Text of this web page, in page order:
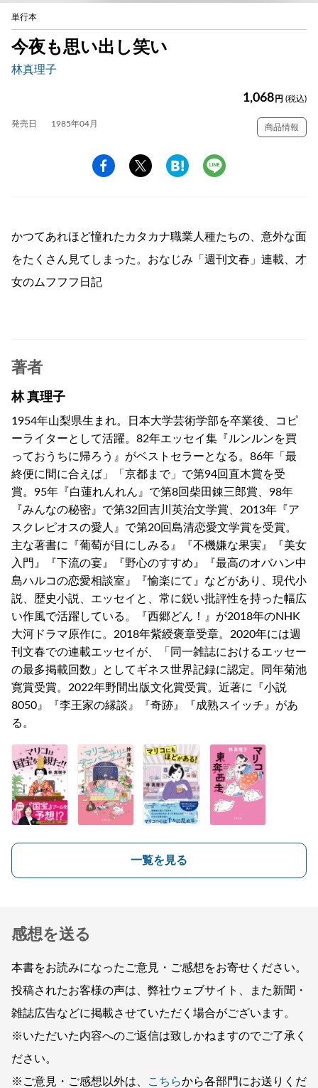
単行本
今夜も思い出し笑い
林真理子
1,068 円 (税込)
発売日 1985年04月 商品情報
かつてあれほど憧れたカタカナ職業人種たちの、意外な面
をたくさん見てしまった。おなじみ「週刊文春」連載、才
女のムフフフ日記
著者
林 真理子
1954年山梨県生まれ。日本大学芸術学部を卒業後、コピ
ーライターとして活躍。82年エッセイ集『ルンルンを買
っておうちに帰ろう』がベストセラーとなる。86年「最
終便に間に合えば」「京都まで」で第94回直木賞を受
賞。95年『白蓮れんれん』で第8回柴田錬三郎賞、98年
『みんなの秘密』で第32回吉川英治文学賞、2013年『ア
スクレピオスの愛人』で第20回島清恋愛文学賞を受賞。
主な著書に『葡萄が目にしみる』『不機嫌な果実』『美女
入門』『下流の宴』『野心のすすめ』『最高のオバハン中
島ハルコの恋愛相談室』『愉楽にて』などがあり、現代小
説、歴史小説、エッセイと、常に鋭い批評性を持った幅広
い作風で活躍している。『西郷どん！』が2018年のNHK
大河ドラマ原作に。2018年紫綬褒章受章。2020年には週
刊文春での連載エッセイが、「同一雑誌におけるエッセー
の最多掲載回数」としてギネス世界記録に認定。同年菊池
寛賞受賞。2022年野間出版文化賞受賞。近著に『小説
8050』『李王家の縁談』『奇跡』『成熟スイッチ』があ
る。
一覧を見る
感想を送る
本書をお読みになったご意見・ご感想をお寄せください。
投稿されたお客様の声は、弊社ウェブサイト、また新聞・
雑誌広告などに掲載させていただく場合がございます。
※いただいた内容へのご返信は致しかねますのでご了承く
ださい。
※ご意見・ご感想以外は、
こちらから各部門にお送りくだ